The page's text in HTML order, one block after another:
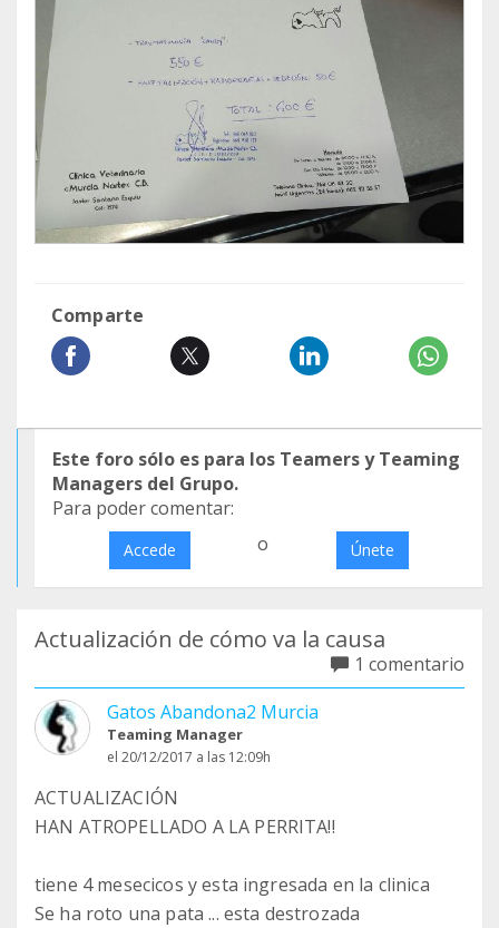
Comparte
Este foro sólo es para los Teamers y Teaming
Managers del Grupo.
Para poder comentar:
Accede o Únete
Actualización de cómo va la causa
1 comentario
Gatos Abandona2 Murcia
Teaming Manager
el 20/12/2017 a las 12:09h
ACTUALIZACIÓN
HAN ATROPELLADO A LA PERRITA!!
tiene 4 mesecicos y esta ingresada en la clinica
Se ha roto una pata ... esta destrozada